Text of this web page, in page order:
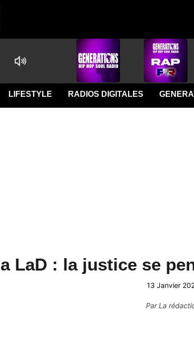
LIFESTYLE RADIOS DIGITALES
LaD : la justice se
13 Janvier
ParLa